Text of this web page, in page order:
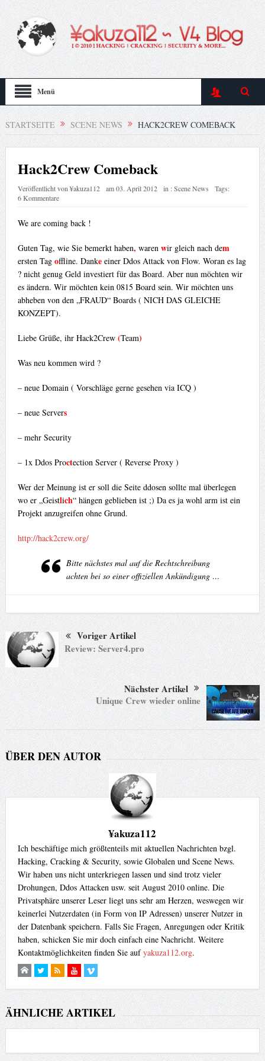
Menü
STARTSEITE SCENE NEWS HACK2CREW COMEBACK
Hack2Crew Comeback
Veröffentlicht von¥akuza112 am03. April 2012 in :Scene News
Tags:
6 Kommentare
We are coming back !
Guten Tag, wie Sie bemerkt haben, waren wir gleich nach dem
ersten Tag offline. Dankeeiner Ddos Attack von Flow. Woran es lag
? nicht genug Geld investiert für das Board. Aber nun möchten wir
es ändern. Wir möchten kein 0815 Board sein. Wir möchten uns
abheben von den „FRAUD“ Boards ( NICH DAS GLEICHE
KONZEPT).
Liebe Grüße, ihr Hack2Crew (Team)
Was neu kommen wird ?
– neue Domain ( Vorschläge gerne gesehen via ICQ )
– neue Servers
– mehr Security
– 1x Ddos Proctection Server ( Reverse Proxy )
Wer der Meinung ist er soll die Seite ddosen sollte mal überlegen
wo er „Geistlich“ hängen geblieben ist ;) Da es ja wohl arm ist ein
Projekt anzugreifen ohne Grund.
http://hack2crew.org/
Bitte nächstes mal auf die Rechtschreibung
achten bei so einer offiziellen Ankündigung …
Voriger Artikel
Review: Server4.pro
Nächster Artikel
Unique Crew wieder online
ÜBER DEN AUTOR
¥akuza112
Ich beschäftige mich größtenteils mit aktuellen Nachrichten bzgl.
Hacking, Cracking & Security, sowie Globalen und Scene News.
Wir haben uns nicht unterkriegen lassen und sind trotz vieler
Drohungen, Ddos Attacken usw. seit August 2010 online. Die
Privatsphäre unserer Leser liegt uns sehr am Herzen, weswegen wir
keinerlei Nutzerdaten (in Form von IP Adressen) unserer Nutzer in
der Datenbank speichern. Falls Sie Fragen, Anregungen oder Kritik
haben, schicken Sie mir doch einfach eine Nachricht. Weitere
Kontaktmöglichkeiten finden Sie aufyakuza112.org.
ÄHNLICHE ARTIKEL